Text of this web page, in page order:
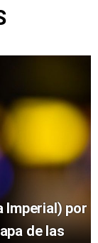
Imperial) por
de las